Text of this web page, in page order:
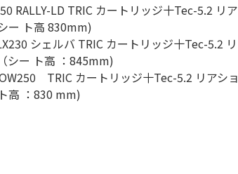
RALLY-LD TRIC カートリッジ十Tec-5.2 リア
ー ト高 830mm)
シェルバ TRIC カートリッジ十Tec-5.2 リ
シー ト高 ：845mm)
TRIC カートリッジ十Tec-5.2 リアショ
高 ：830 mm)